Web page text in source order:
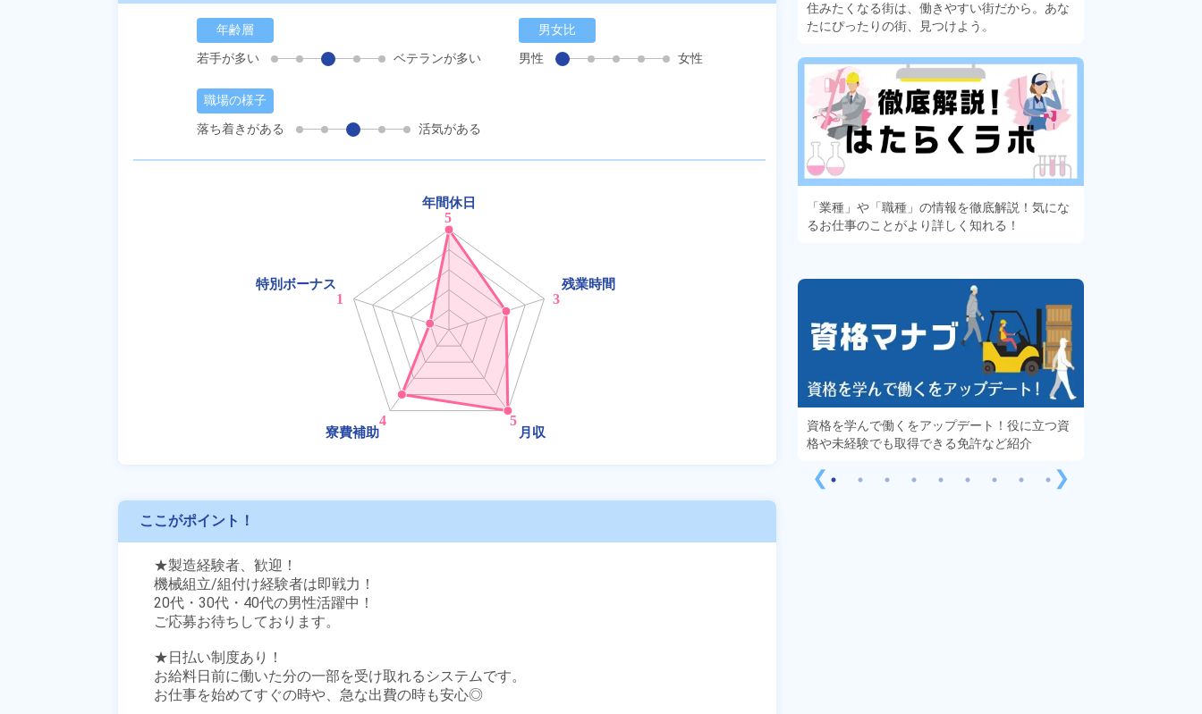
年齢層
若手が多い
ベテランが多い
男女比
男性
女性
職場の様子
落ち着きがある
活気がある
ここがポイント！
★製造経験者、歓迎！
機械組立/組付け経験者は即戦力！
20代・30代・40代の男性活躍中！
ご応募お待ちしております。
★日払い制度あり！
お給料日前に働いた分の一部を受け取れるシステムです。
お仕事を始めてすぐの時や、急な出費の時も安心◎
住みたくなる街は、働きやすい街だから。あな
たにぴったりの街、見つけよう。
「業種」や「職種」の情報を徹底解説！気にな
るお仕事のことがより詳しく知れる！
❮
あるモノに魅了され続け気がつけばマニア
に！？ディープな世界にあなたもきっとハマる
資格を学んで働くをアップデート！役に立つ資
格や未経験でも取得できる免許など紹介
❯